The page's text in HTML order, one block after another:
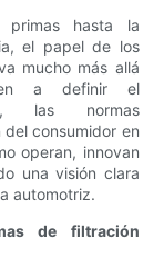
primas hasta la
el papel de los
mucho más allá
a definir el
las normas
consumidor en
operan, innovan
una visión clara
automotriz.
de filtración